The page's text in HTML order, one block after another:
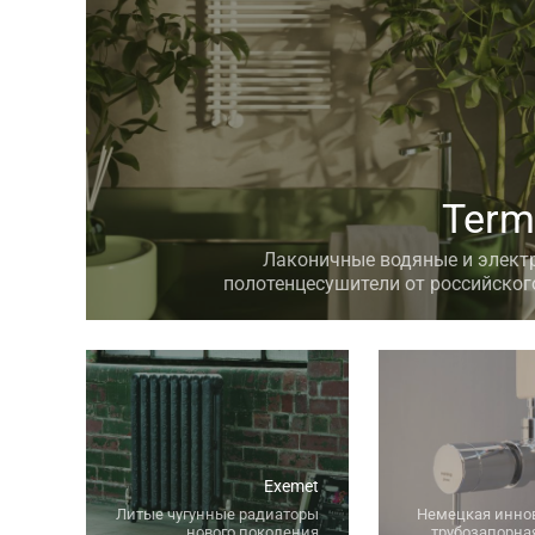
Лаконичные водяные и
полотенцесушители от
Exemet
Литые чугунные радиаторы
Немецкая